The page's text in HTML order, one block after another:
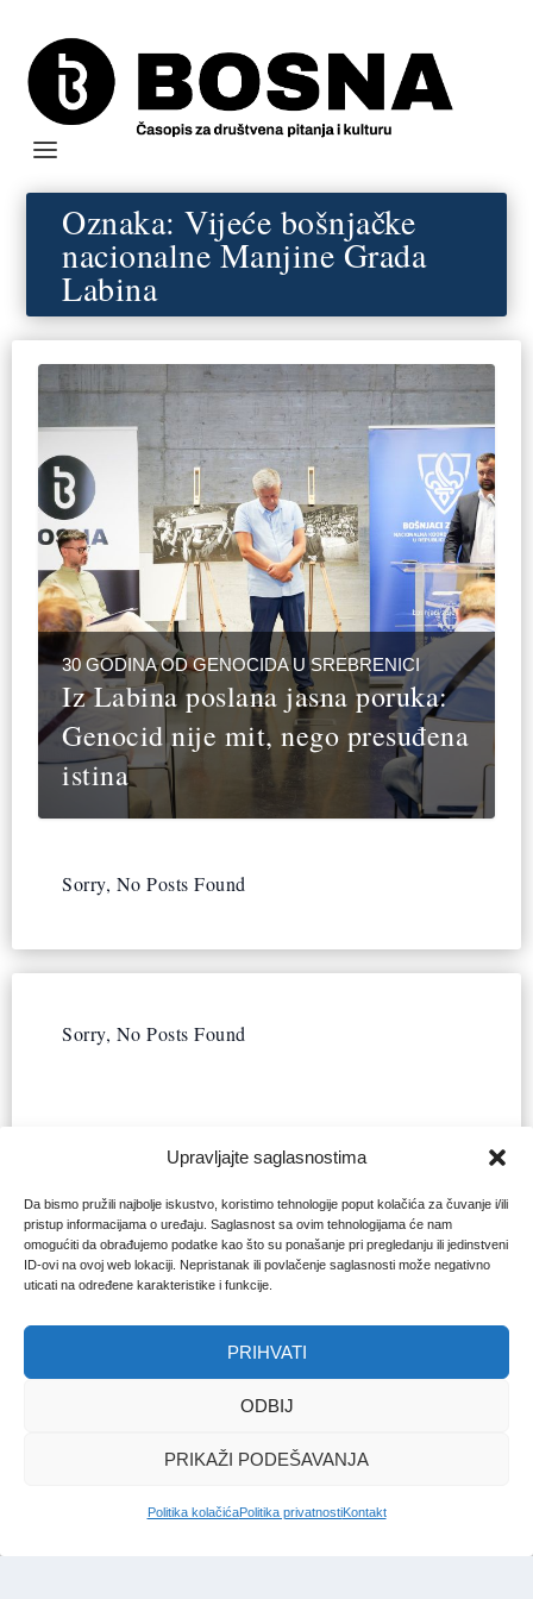
Upravljajte saglasnostima
Da bismo pružili najbolje iskustvo, koristimo tehnologije poput kolačića za čuvanje i/ili
pristup informacijama o uređaju. Saglasnost sa ovim tehnologijama će nam
omogućiti da obrađujemo podatke kao što su ponašanje pri pregledanju ili jedinstveni
ID-ovi na ovoj web lokaciji. Nepristanak ili povlačenje saglasnosti može negativno
uticati na određene karakteristike i funkcije.
PRIHVATI
ODBIJ
PRIKAŽI PODEŠAVANJA
Politika kolačićaPolitika privatnostiKontakt
Oznaka:Vijeće bošnjačke
nacionalne Manjine Grada
Labina
30 GODINA OD GENOCIDA U SREBRENICI
Iz Labina poslana jasna poruka:
Genocid nije mit, nego presuđena
istina
Sorry, No Posts Found
Sorry, No Posts Found